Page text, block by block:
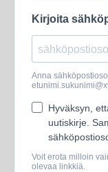
Kirjoita
Anna
Hyväksyn,
uutiskirje.
Voit erota milloin
olevaa linkkiä.